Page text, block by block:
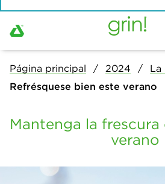
Página principal 2024
La
Refrésquese bien este verano
Mantenga la
verano